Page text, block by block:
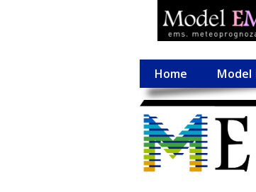
Home Model